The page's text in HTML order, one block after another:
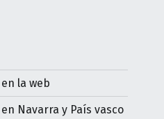
la web
Navarra y País vasco